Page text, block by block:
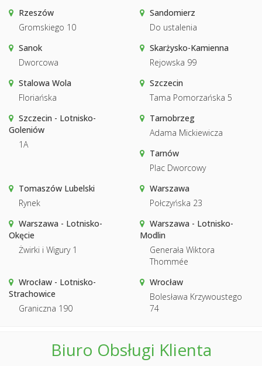
Rzeszów
Gromskiego 10
Sandomierz
Do ustalenia
Sanok
Dworcowa
Skarżysko-Kamienna
Rejowska 99
Stalowa Wola
Floriańska
Szczecin
Tama Pomorzańska 5
Szczecin - Lotnisko-
Goleniów
1A
Tarnobrzeg
Adama Mickiewicza
Tarnów
Plac Dworcowy
Tomaszów Lubelski
Rynek
Warszawa
Połczyńska 23
Warszawa - Lotnisko-
Okęcie
Żwirki i Wigury 1
Warszawa - Lotnisko-
Modlin
Generała Wiktora
Thommée
Wrocław - Lotnisko-
Strachowice
Graniczna 190
Wrocław
Bolesława Krzywoustego
74
Biuro Obsługi Klienta